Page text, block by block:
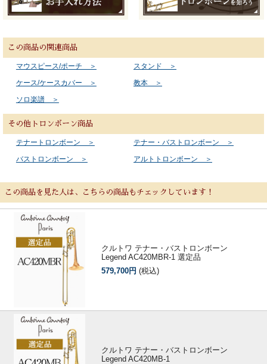
この商品の関連商品
マウスピース/ポーチ ＞
スタンド ＞
ケース/ケースカバー ＞
教本 ＞
ソロ楽譜 ＞
その他トロンボーン商品
テナートロンボーン ＞
テナー・バストロンボーン ＞
バストロンボーン ＞
アルトトロンボーン ＞
この商品を見た人は、こちらの商品もチェックしています！
クルトワ テナー・バストロンボーン
Legend AC420MBR-1 選定品
579,700円 (税込)
クルトワ テナー・バストロンボーン
Legend AC420MB-1